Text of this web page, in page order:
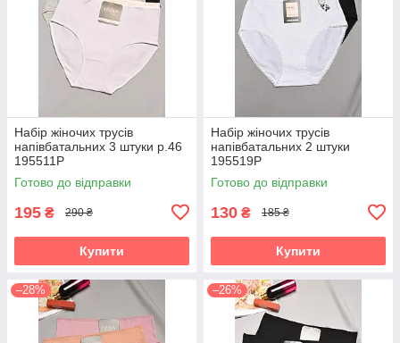
Набір жіночих трусів
напівбатальних 3 штуки р.46
195511P
Готово до відправки
195 ₴ 290 ₴
Купити
Набір жіночих трусів
напівбатальних 2 штуки
195519P
Готово до відправки
130 ₴ 185 ₴
Купити
–28% –26%